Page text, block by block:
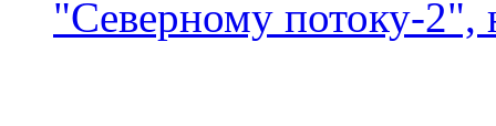
"Северному потоку-2",